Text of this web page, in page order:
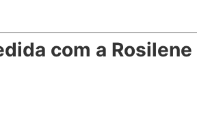
com a